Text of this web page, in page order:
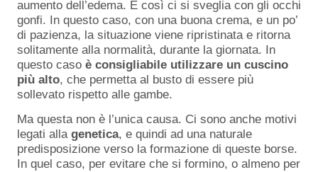
aumento dell’edema. E così ci si sveglia con gli occhi
gonfi. In questo caso, con una buona crema, e un po’
di pazienza, la situazione viene ripristinata e ritorna
solitamente alla normalità, durante la giornata. In
questo caso è consigliabile utilizzare un cuscino
più alto, che permetta al busto di essere più
sollevato rispetto alle gambe.
Ma questa non è l’unica causa. Ci sono anche motivi
legati alla genetica, e quindi ad una naturale
predisposizione verso la formazione di queste borse.
In quel caso, per evitare che si formino, o almeno per